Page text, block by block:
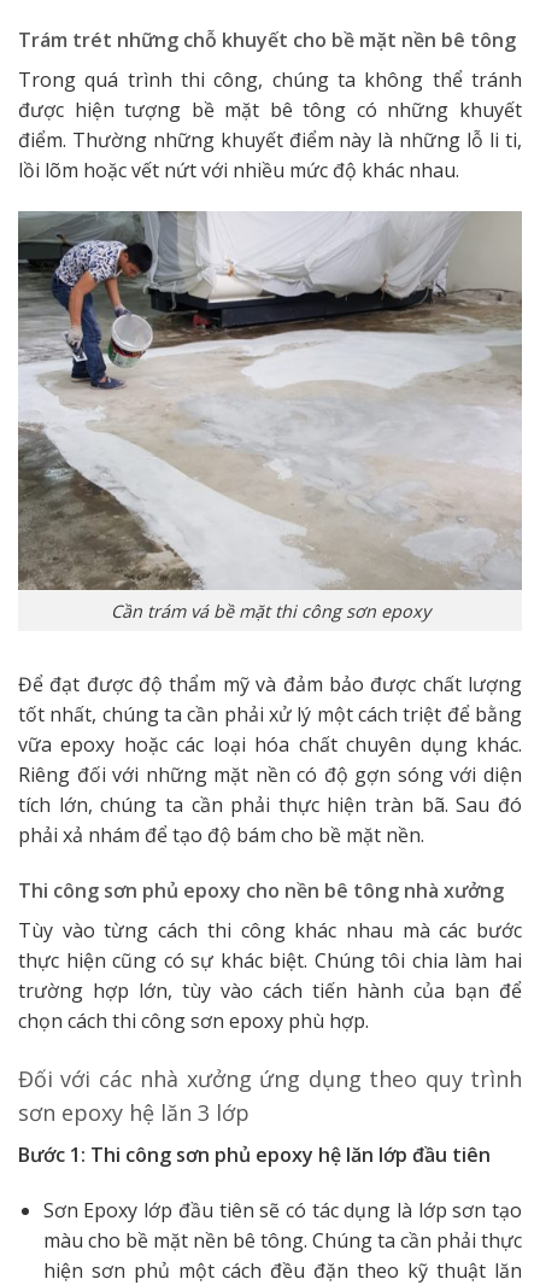
Trám trét những chỗ khuyết cho bề mặt nền bê tông
Trong quá trình thi công, chúng ta không thể tránh
được hiện tượng bề mặt bê tông có những khuyết
điểm. Thường những khuyết điểm này là những lỗ li ti,
lồi lõm hoặc vết nứt với nhiều mức độ khác nhau.
Cần trám vá bề mặt thi công sơn epoxy
Để đạt được độ thẩm mỹ và đảm bảo được chất lượng
tốt nhất, chúng ta cần phải xử lý một cách triệt để bằng
vữa epoxy hoặc các loại hóa chất chuyên dụng khác.
Riêng đối với những mặt nền có độ gợn sóng với diện
tích lớn, chúng ta cần phải thực hiện tràn bã. Sau đó
phải xả nhám để tạo độ bám cho bề mặt nền.
Thi công sơn phủ epoxy cho nền bê tông nhà xưởng
Tùy vào từng cách thi công khác nhau mà các bước
thực hiện cũng có sự khác biệt. Chúng tôi chia làm hai
trường hợp lớn, tùy vào cách tiến hành của bạn để
chọn cách thi công sơn epoxy phù hợp.
Đối với các nhà xưởng ứng dụng theo quy trình
sơn epoxy hệ lăn 3 lớp
Bước 1: Thi công sơn phủ epoxy hệ lăn lớp đầu tiên
Sơn Epoxy lớp đầu tiên sẽ có tác dụng là lớp sơn tạo
màu cho bề mặt nền bê tông. Chúng ta cần phải thực
hiện sơn phủ một cách đều đặn theo kỹ thuật lăn